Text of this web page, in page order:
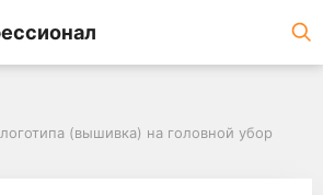
(вышивка) на головной убор